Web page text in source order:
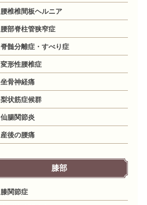
腰椎椎間板ヘルニア
腰部脊柱管狭窄症
脊髄分離症・すべり症
変形性腰椎症
坐骨神経痛
梨状筋症候群
仙腸関節炎
産後の腰痛
膝部
膝関節症